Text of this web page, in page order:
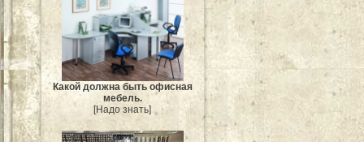
Какой должна быть офисная
мебель.
[Надо знать]